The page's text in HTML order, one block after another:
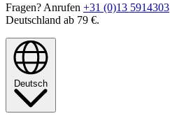
Fragen? Anrufen +31 (0)13 5914303
Deutschland ab 79 €.
Deutsch